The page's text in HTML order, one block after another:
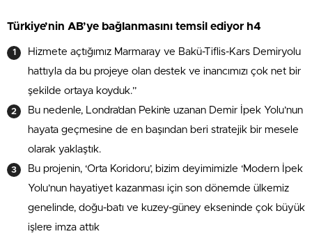
Türkiye’nin AB’ye bağlanmasını temsil ediyor h4
Hizmete açtığımız Marmaray ve Bakü-Tiflis-Kars Demiryolu
hattıyla da bu projeye olan destek ve inancımızı çok net bir
şekilde ortaya koyduk.”
Bu nedenle, Londra’dan Pekin’e uzanan Demir İpek Yolu’nun
hayata geçmesine de en başından beri stratejik bir mesele
olarak yaklaştık.
Bu projenin, ‘Orta Koridoru’, bizim deyimimizle ‘Modern İpek
Yolu’nun hayatiyet kazanması için son dönemde ülkemiz
genelinde, doğu-batı ve kuzey-güney ekseninde çok büyük
işlere imza attık